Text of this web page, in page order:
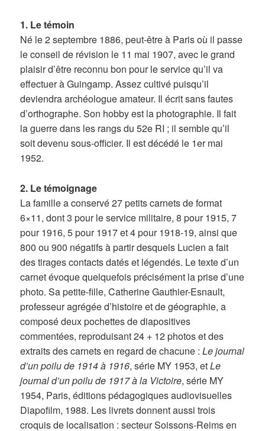
1. Le témoin
Né le 2 septembre 1886, peut-être à Paris où il passe
le conseil de révision le 11 mai 1907, avec le grand
plaisir d’être reconnu bon pour le service qu’il va
effectuer à Guingamp. Assez cultivé puisqu’il
deviendra archéologue amateur. Il écrit sans fautes
d’orthographe. Son hobby est la photographie. Il fait
la guerre dans les rangs du 52e RI ; il semble qu’il
soit devenu sous-officier. Il est décédé le 1er mai
1952.
2. Le témoignage
La famille a conservé 27 petits carnets de format
6×11, dont 3 pour le service militaire, 8 pour 1915, 7
pour 1916, 5 pour 1917 et 4 pour 1918-19, ainsi que
800 ou 900 négatifs à partir desquels Lucien a fait
des tirages contacts datés et légendés. Le texte d’un
carnet évoque quelquefois précisément la prise d’une
photo. Sa petite-fille, Catherine Gauthier-Esnault,
professeur agrégée d’histoire et de géographie, a
composé deux pochettes de diapositives
commentées, reproduisant 24 + 12 photos et des
extraits des carnets en regard de chacune :Le journal
d’un poilu de 1914 à 1916, série MY 1953, etLe
journal d’un poilu de 1917 à la Victoire, série MY
1954, Paris, éditions pédagogiques audiovisuelles
Diapofilm, 1988. Les livrets donnent aussi trois
croquis de localisation : secteur Soissons-Reims en